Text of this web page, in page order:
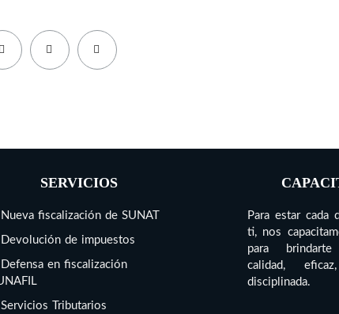
SERVICIOS
fiscalización de SUNAT
de impuestos
en fiscalización
Tributarios
Para estar cada
ti, nos
para
calidad,
disciplinada.